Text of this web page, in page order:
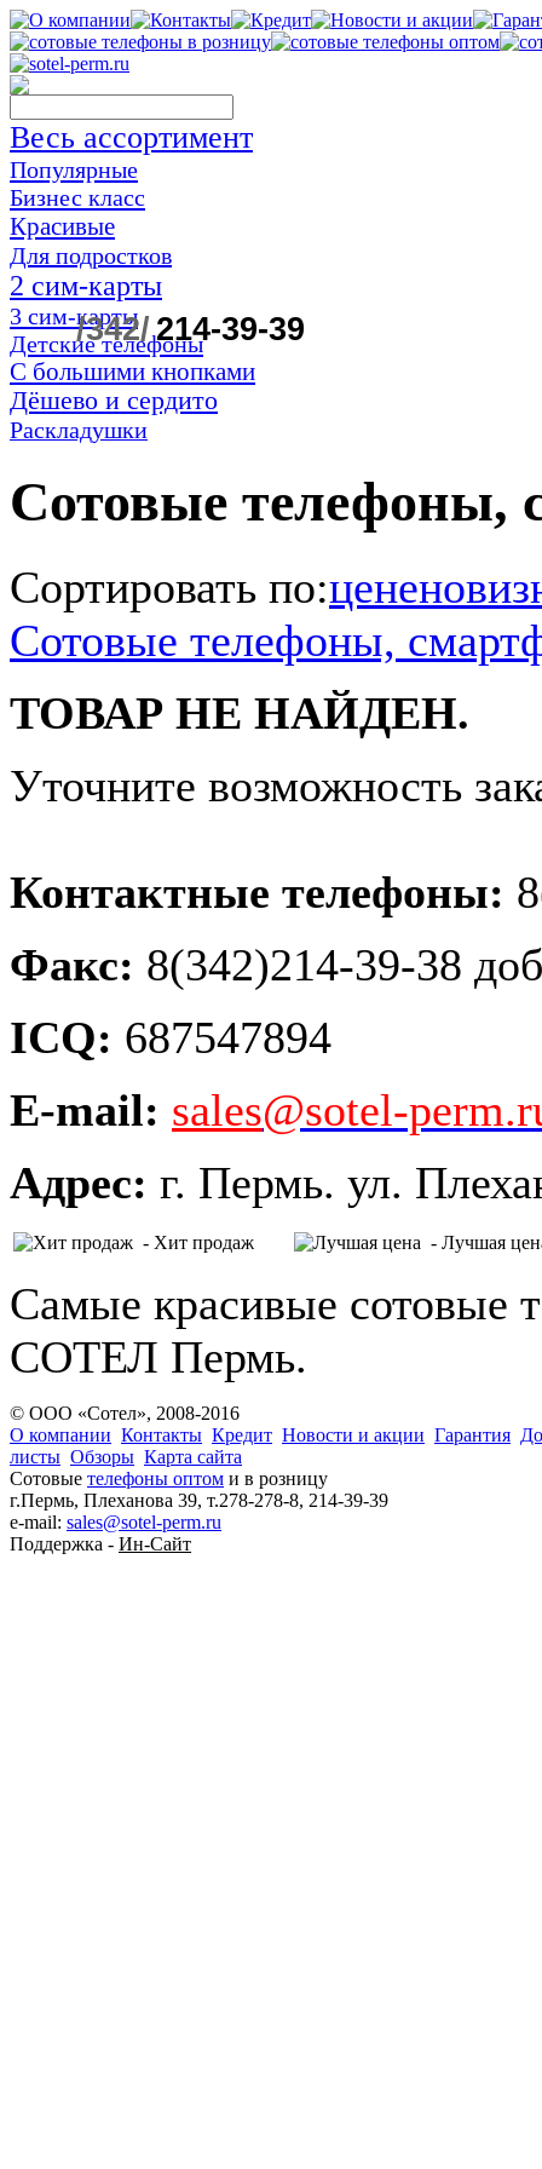
/342/ 214-39-39
Весь ассортимент
Популярные
Бизнес класс
Красивые
Для подростков
2 сим-карты
3 сим-карты
Детские телефоны
С большими кнопками
Дёшево и сердито
Раскладушки
Сотовые
Сортировать по:цене
Сотовые телефоны,
ТОВАР НЕ НАЙДЕН.
Уточните возможность
Контактные телефоны:
Факс: 8(342)214-39-38
ICQ: 687547894
E-mail: sales@sotel-
Адрес: г. Пермь. ул.
- Хит продаж - Лучшая
Самые красивые сотовые
СОТЕЛ Пермь.
© ООО «Сотел», 2008-2016
О компании Контакты Кредит Новости и акции Гарантия
листы Обзоры Карта сайта
Сотовые телефоны оптом и в розницу
г.Пермь, Плеханова 39, т.278-278-8, 214-39-39
e-mail: sales@sotel-perm.ru
Поддержка - Ин-Сайт